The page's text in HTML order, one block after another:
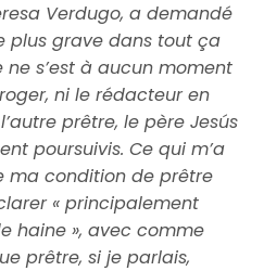
Verdugo, a demandé
plus grave dans tout ça
s’est à aucun moment
ni le rédacteur en
prêtre, le père Jesús
poursuivis. Ce qui m’a
ma condition de prêtre
« principalement
haine », avec comme
prêtre, si je parlais,